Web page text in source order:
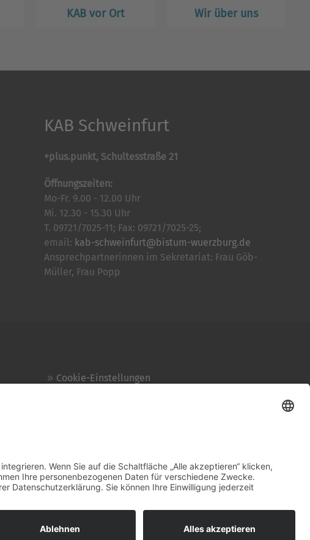
KAB vor Ort Wir über uns
KAB Schweinfurt
+plus.punkt, Schultesstraße 21
Öffnungszeiten:
Mo-Fr. 9.00 - 12.00 Uhr
Mi. 12.30 - 15.30 Uhr
T. 09721/7025-11; Fax: 09721/7025-25;
email: kab-schweinfurt@bistum-wuerzburg.de
Ansprechpartnerinnen im Sekretariat: Frau Göb-
Müller, Frau Popp
Cookie-Einstellungen
AGB + Datenschutz